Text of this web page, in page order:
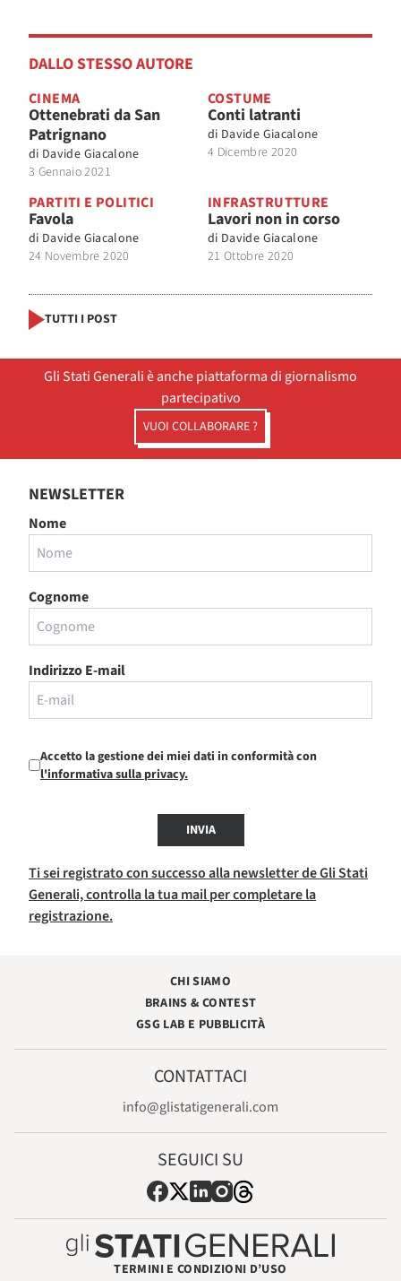
DALLO STESSO AUTORE
CINEMA
Ottenebrati da San
Patrignano
di Davide Giacalone
3 Gennaio 2021
COSTUME
Conti latranti
di Davide Giacalone
4 Dicembre 2020
PARTITI E POLITICI
Favola
di Davide Giacalone
24 Novembre 2020
INFRASTRUTTURE
Lavori non in corso
di Davide Giacalone
21 Ottobre 2020
TUTTI I POST
Gli Stati Generali è anche piattaforma di giornalismo
partecipativo
VUOI COLLABORARE ?
NEWSLETTER
Nome
Cognome
Indirizzo E-mail
Accetto la gestione dei miei dati in conformità con
l'informativa sulla privacy.
INVIA
Ti sei registrato con successo alla newsletter de Gli Stati
Generali, controlla la tua mail per completare la
registrazione.
CHI SIAMO
BRAINS & CONTEST
GSG LAB E PUBBLICITÀ
CONTATTACI
info@glistatigenerali.com
SEGUICI SU
TERMINI E CONDIZIONI D’USO